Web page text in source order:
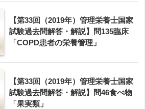
【第33回（2019年）管理栄養士国家
試験過去問解答・解説】問135臨床
「COPD患者の栄養管理」
【第33回（2019年）管理栄養士国家
試験過去問解答・解説】問46食べ物
「果実類」